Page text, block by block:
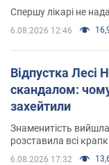
Спершу лікарі не
6.08.2026 12:46
Відпустка Лесі
скандалом:
захейтили
Знаменитість
розставила всі
6.08.2026 17:32